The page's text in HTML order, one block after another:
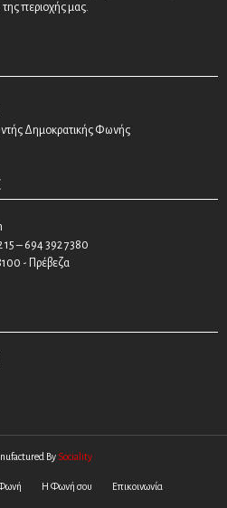
περιοχής μας.
Δημοκρατικής Φωνής
15 – 694 392 7380
- Πρέβεζα
By Sociality
Η Φωνή σου Επικοινωνία